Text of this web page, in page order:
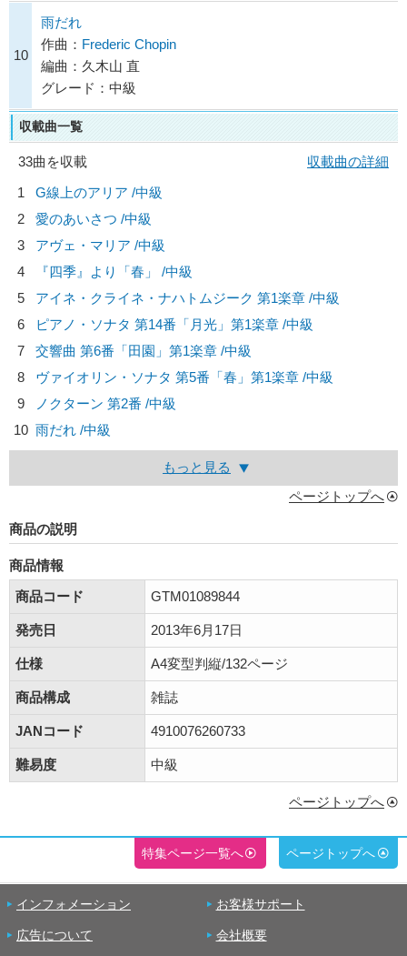
10
雨だれ
作曲： Frederic Chopin
編曲：久木山 直
グレード：中級
収載曲一覧
33曲を収載
収載曲の詳細
1
G線上のアリア /中級
2
愛のあいさつ /中級
3
アヴェ・マリア /中級
4
『四季』より「春」 /中級
5
アイネ・クライネ・ナハトムジーク 第1楽章 /中級
6
ピアノ・ソナタ 第14番「月光」第1楽章 /中級
7
交響曲 第6番「田園」第1楽章 /中級
8
ヴァイオリン・ソナタ 第5番「春」第1楽章 /中級
9
ノクターン 第2番 /中級
10 雨だれ /中級
もっと見る
ページトップへ
商品の説明
商品情報
商品コード
GTM01089844
発売日 2013年6月17日
仕様 A4変型判縦/132ページ
商品構成 雑誌
JANコード 4910076260733
難易度 中級
ページトップへ
特集ページ一覧へ ページトップへ
インフォメーション お客様サポート
広告について 会社概要